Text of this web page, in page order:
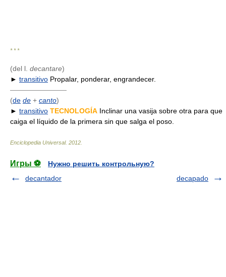
* * *
(del l. decantare)
► transitivo Propalar, ponderar, engrandecer.
————————
(de de + canto)
► transitivo TECNOLOGÍA Inclinar una vasija sobre otra para que
caiga el líquido de la primera sin que salga el poso.
Enciclopedia Universal. 2012
Игры ⚽
Нужно решить контрольную?
decantador
decapado